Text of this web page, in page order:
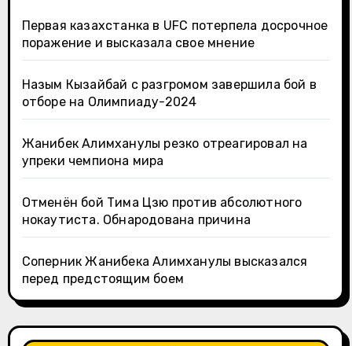
Первая казахстанка в UFC потерпела досрочное
поражение и высказала свое мнение
Назым Кызайбай с разгромом завершила бой в
отборе на Олимпиаду-2024
Жанибек Алимханулы резко отреагировал на
упреки чемпиона мира
Отменён бой Тима Цзю против абсолютного
нокаутиста. Обнародована причина
Соперник Жанибека Алимханулы высказался
перед предстоящим боем